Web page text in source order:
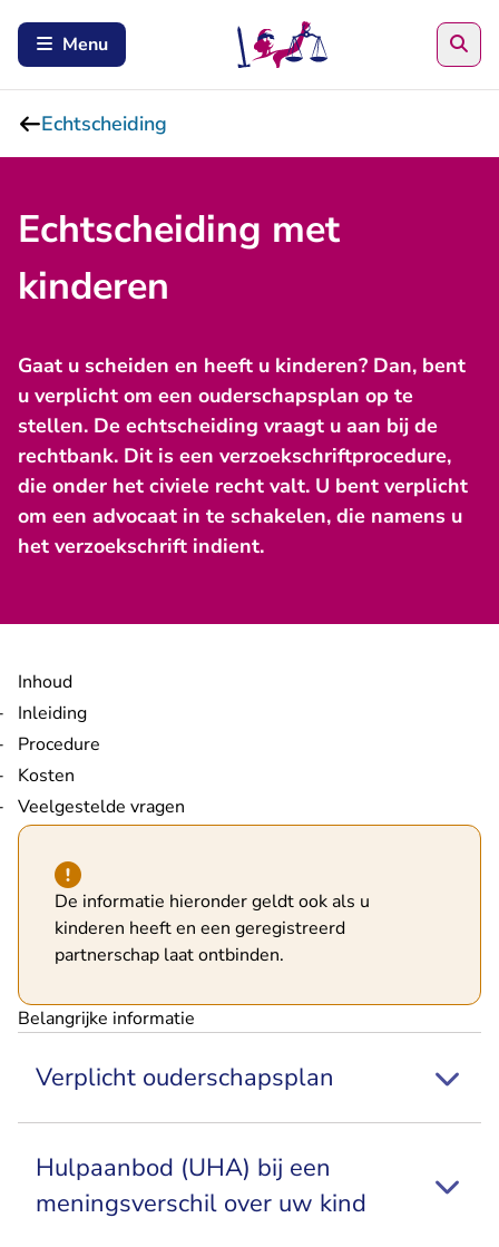
Menu
Echtscheiding
Echtscheiding met
kinderen
Gaat u scheiden en heeft u kinderen? Dan, bent
u verplicht om een ouderschapsplan op te
stellen. De echtscheiding vraagt u aan bij de
rechtbank. Dit is een verzoekschriftprocedure,
die onder het civiele recht valt. U bent verplicht
om een advocaat in te schakelen, die namens u
het verzoekschrift indient.
Inhoud
Inleiding
Procedure
Kosten
Veelgestelde vragen
Hint van type waarschuwing
De informatie hieronder geldt ook als u
kinderen heeft en een geregistreerd
partnerschap laat ontbinden.
Belangrijke informatie
Verplicht ouderschapsplan
Hulpaanbod (UHA) bij een
meningsverschil over uw kind